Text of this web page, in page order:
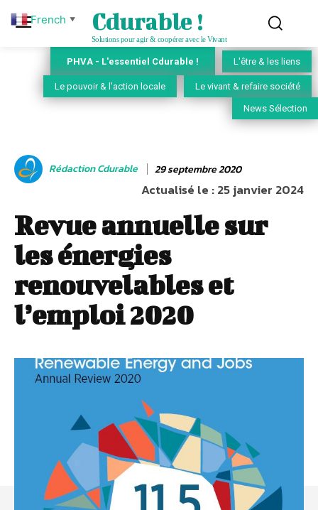
Cdurable !
Solutions pour agir & coopérer avec le Vivant
PHVA - L'essentiel Cdurable ! L'être & les liens
Le pouvoir & l'action locale Le vivant & refaire société
News Sélection
Rédaction Cdurable 29 septembre 2020
Actualisé le :25 janvier 2024
Revue annuelle sur
les énergies
renouvelables et
l’emploi 2020
French ▼